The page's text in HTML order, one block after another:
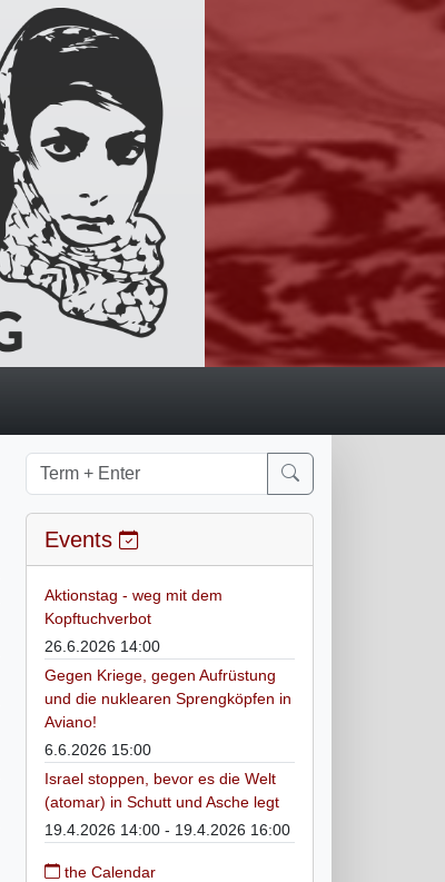
Events
Aktionstag - weg mit dem
Kopftuchverbot
26.6.2026 14:00
Gegen Kriege, gegen Aufrüstung
und die nuklearen Sprengköpfen in
Aviano!
6.6.2026 15:00
Israel stoppen, bevor es die Welt
(atomar) in Schutt und Asche legt
19.4.2026 14:00 - 19.4.2026 16:00
the Calendar